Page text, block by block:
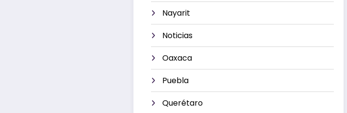
Nayarit
Noticias
Oaxaca
Puebla
Querétaro